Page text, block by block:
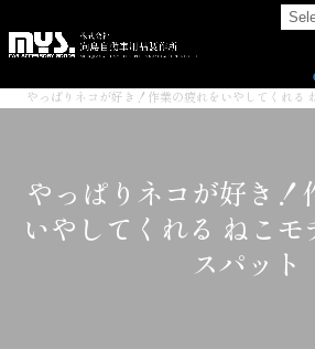
やっぱりネコが好き！作業の疲れをいやしてくれる
やっぱりネコが好き！
いやしてくれる ねこモ
スパット